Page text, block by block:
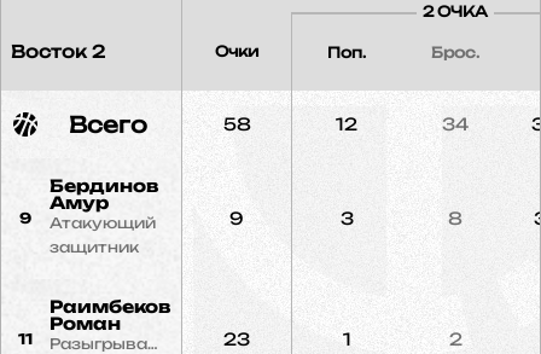
Восток 2 Очки
2 ОЧКА
Поп. Брос.
Всего 58 12 34
9
Бердинов
Амур
Атакующий
защитник
9 3 8
11
Раимбеков
Роман
Разыгрывающий
23 1 2